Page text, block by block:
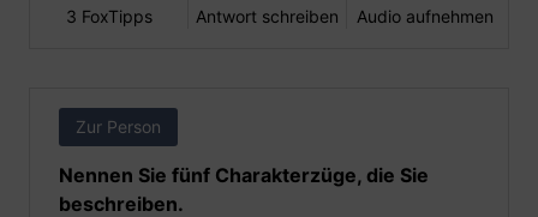
3 FoxTipps Antwort schreiben Audio aufnehmen
Zur Person
Nennen Sie fünf Charakterzüge, die Sie
beschreiben.